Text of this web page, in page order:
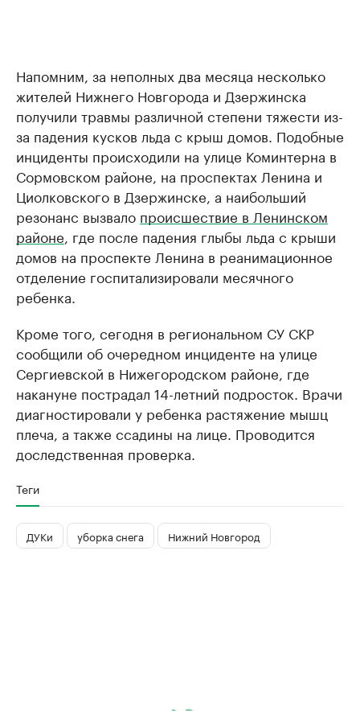
Напомним, за неполных два месяца несколько
жителей Нижнего Новгорода и Дзержинска
получили травмы различной степени тяжести из-
за падения кусков льда с крыш домов. Подобные
инциденты происходили на улице Коминтерна в
Сормовском районе, на проспектах Ленина и
Циолковского в Дзержинске, а наибольший
резонанс вызвало происшествие в Ленинском
районе , где после падения глыбы льда с крыши
домов на проспекте Ленина в реанимационное
отделение госпитализировали месячного
ребенка.
Кроме того, сегодня в региональном СУ СКР
сообщили об очередном инциденте на улице
Сергиевской в Нижегородском районе, где
накануне пострадал 14-летний подросток. Врачи
диагностировали у ребенка растяжение мышц
плеча, а также ссадины на лице. Проводится
доследственная проверка.
Теги
ДУКи уборка снега Нижний Новгород